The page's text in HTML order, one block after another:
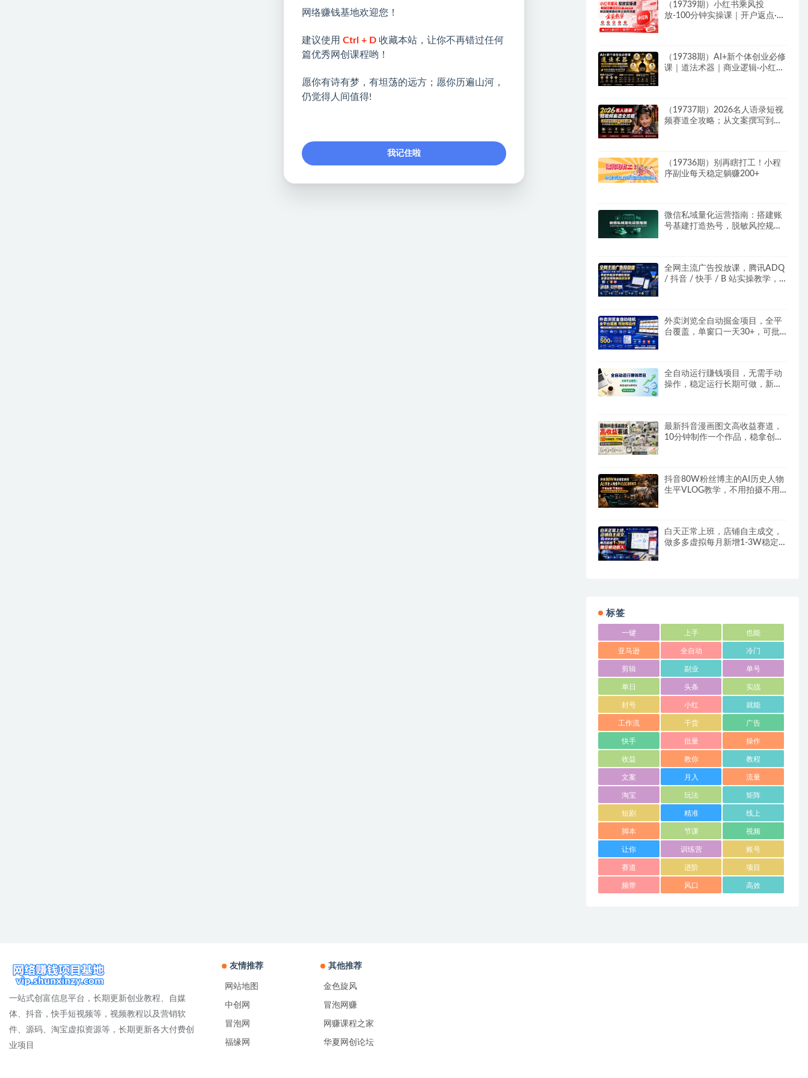
（19739期）小红书乘风投
放-100分钟实操课｜开户返点·标
（19738期）AI+新个体创业必修
课｜道法术器｜商业逻辑·小红书
（19737期）2026名人语录短视
频赛道全攻略；从文案撰写到声
（19736期）别再瞎打工！小程
序副业每天稳定躺赚200+
微信私域量化运营指南：搭建账
号基建打造热号，脱敏风控规避
全网主流广告投放课，腾讯ADQ
/ 抖音 / 快手 / B 站实操教学，
外卖浏览全自动掘金项目，全平
台覆盖，单窗口一天30+，可批
全自动运行賺钱项目，无需手动
操作，稳定运行长期可做，新手
最新抖音漫画图文高收益赛道，
10分钟制作一个作品，稳拿创作
抖音80W粉丝博主的AI历史人物
生平VLOG教学，不用拍摄不用
白天正常上班，店铺自主成交，
做多多虚拟每月新增1-3W稳定
标签
一键 上手 也能
亚马逊 全自动 冷门
剪辑 副业 单号
单日 头条 实战
封号 小红 就能
工作流 干货 广告
快手 批量 操作
收益 教你 教程
文案 月入 流量
淘宝 玩法 矩阵
短剧 精准 线上
脚本 节课 视频
让你 训练营 账号
赛道 进阶 项目
频带 风口 高效
一站式创富信息平台，长期更新创业教程、自媒
体、抖音，快手短视频等，视频教程以及营销软
件、源码、淘宝虚拟资源等，长期更新各大付费创
业项目
友情推荐
网站地图
中创网
冒泡网
福缘网
其他推荐
金色旋风
冒泡网赚
网赚课程之家
华夏网创论坛
网络赚钱基地欢迎您！
建议使用 Ctrl + D 收藏本站，让你不再错过任何
篇优秀网创课程哟！
愿你有诗有梦，有坦荡的远方；愿你历遍山河，
仍觉得人间值得!
我记住啦